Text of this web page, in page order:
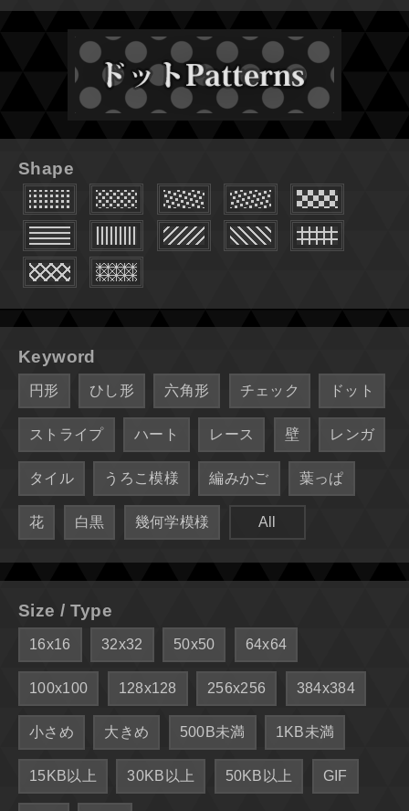
Shape
Keyword
円形 ひし形 六角形 チェック ドット
ストライプ ハート レース 壁 レンガ
タイル うろこ模様 編みかご 葉っぱ
花 白黒 幾何学模様 All
Size / Type
16x16 32x32 50x50 64x64
100x100 128x128 256x256 384x384
小さめ 大きめ 500B未満 1KB未満
15KB以上 30KB以上 50KB以上 GIF